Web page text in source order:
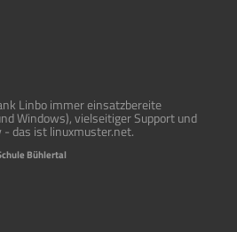
Linbo immer einsatzbereite
Windows), vielseitiger Support und
das ist linuxmuster.net.
Bühlertal